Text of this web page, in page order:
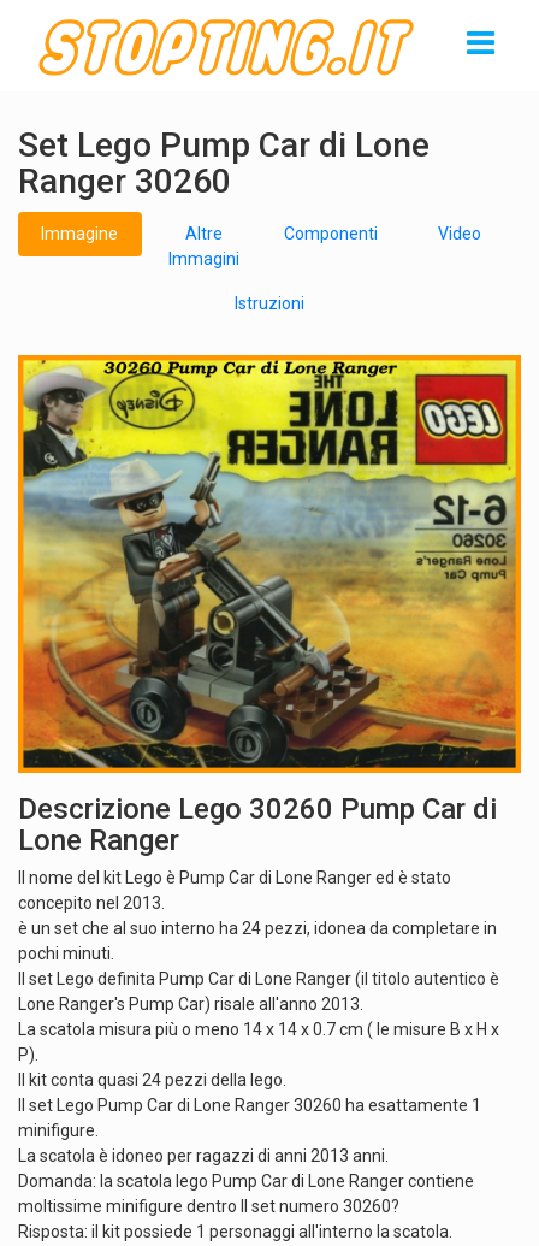
Set Lego Pump Car di Lone
Ranger 30260
Immagine
Altre
Immagini
Componenti Video
Istruzioni
Descrizione Lego 30260 Pump Car di
Lone Ranger
Il nome del kit Lego è Pump Car di Lone Ranger ed è stato
concepito nel 2013.
è un set che al suo interno ha 24 pezzi, idonea da completare in
pochi minuti.
Il set Lego definita Pump Car di Lone Ranger (il titolo autentico è
Lone Ranger's Pump Car) risale all'anno 2013.
La scatola misura più o meno 14 x 14 x 0.7 cm ( le misure B x H x
P).
Il kit conta quasi 24 pezzi della lego.
Il set Lego Pump Car di Lone Ranger 30260 ha esattamente 1
minifigure.
La scatola è idoneo per ragazzi di anni 2013 anni.
Domanda: la scatola lego Pump Car di Lone Ranger contiene
moltissime minifigure dentro Il set numero 30260?
Risposta: il kit possiede 1 personaggi all'interno la scatola.